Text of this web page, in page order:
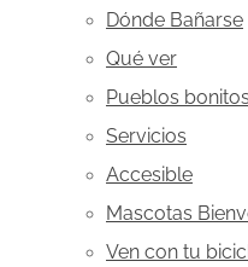
Dónde Bañarse
Qué ver
Pueblos
Servicios
Accesible
Mascotas
Ven con tu